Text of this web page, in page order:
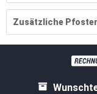
Zusätzliche